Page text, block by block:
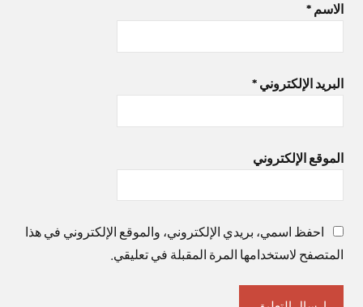
الاسم *
البريد الإلكتروني *
الموقع الإلكتروني
احفظ اسمي، بريدي الإلكتروني، والموقع الإلكتروني في هذا
المتصفح لاستخدامها المرة المقبلة في تعليقي.